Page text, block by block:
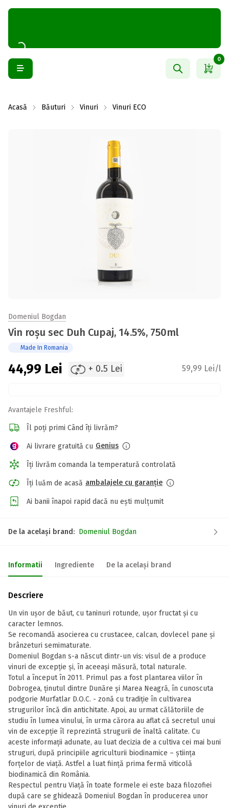
0
Acasă Băuturi Vinuri Vinuri ECO
Domeniul Bogdan
Vin roșu sec Duh Cupaj, 14.5%, 750ml
Made In Romania
44,99 Lei + 0.5 Lei 59,99 Lei/l
Avantajele Freshful:
Îl poți primi Când îți livrăm?
Ai livrare gratuită cu Genius
Îți livrăm comanda la temperatură controlată
Îți luăm de acasă ambalajele cu garanție
Ai banii înapoi rapid dacă nu ești mulțumit
De la același brand: Domeniul Bogdan
Informatii Ingrediente De la același brand
Descriere
Un vin ușor de băut, cu taninuri rotunde, ușor fructat și cu
caracter lemnos.
Se recomandă asocierea cu crustacee, calcan, dovlecel pane și
brânzeturi semimaturate.
Domeniul Bogdan s-a născut dintr-un vis: visul de a produce
vinuri de excepție și, în aceeași măsură, total naturale.
Totul a început în 2011. Primul pas a fost plantarea viilor în
Dobrogea, ținutul dintre Dunăre și Marea Neagră, în cunoscuta
podgorie Murfatlar D.O.C. - zonă cu tradiție în cultivarea
strugurilor încă din antichitate. Apoi, au urmat călătoriile de
studiu în lumea vinului, în urma cărora au aflat că secretul unui
vin de excepție îl reprezintă strugurii de înaltă calitate. Cu
aceste informații adunate, au luat decizia de a cultiva cei mai buni
struguri, după principiile agriculturii biodinamice – știința
forțelor de viață. Astfel a luat ființă prima fermă viticolă
biodinamică din România.
Respectul pentru Viață în toate formele ei este baza filozofiei
după care se ghidează Domeniul Bogdan în producerea unor